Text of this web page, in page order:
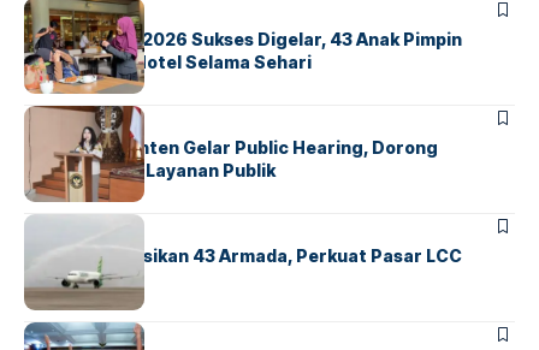
BERITAINDEX
GM For A Day 2026 Sukses Digelar, 43 Anak Pimpin
Operasional Hotel Selama Sehari
BANDARA BERITA
Karantina Banten Gelar Public Hearing, Dorong
Transparansi Layanan Publik
BANDARA
Citilink Operasikan 43 Armada, Perkuat Pasar LCC
Nasional
BERITA